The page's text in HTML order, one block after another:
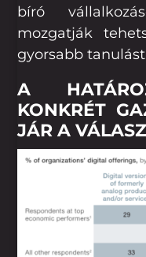
bíró
mozgatják
gyorsabb
A
KONKRÉT
JÁR A